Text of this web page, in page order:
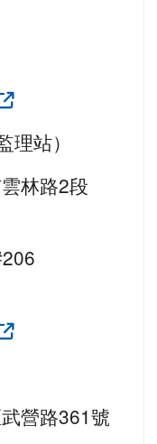
站）
林路2段
營路361號